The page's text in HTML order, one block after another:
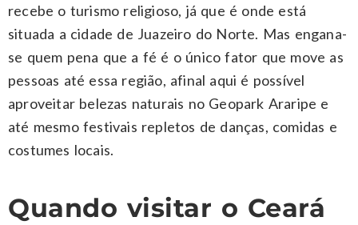
recebe o turismo religioso, já que é onde está
situada a cidade de Juazeiro do Norte. Mas engana-
se quem pena que a fé é o único fator que move as
pessoas até essa região, afinal aqui é possível
aproveitar belezas naturais no Geopark Araripe e
até mesmo festivais repletos de danças, comidas e
costumes locais.
Quando visitar o Ceará